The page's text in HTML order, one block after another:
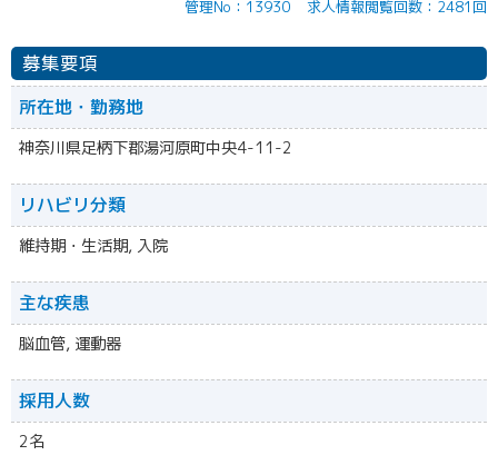
管理No：13930 求人情報閲覧回数：2481回
募集要項
所在地・勤務地
神奈川県足柄下郡湯河原町中央4-11-2
リハビリ分類
維持期・生活期, 入院
主な疾患
脳血管, 運動器
採用人数
2名